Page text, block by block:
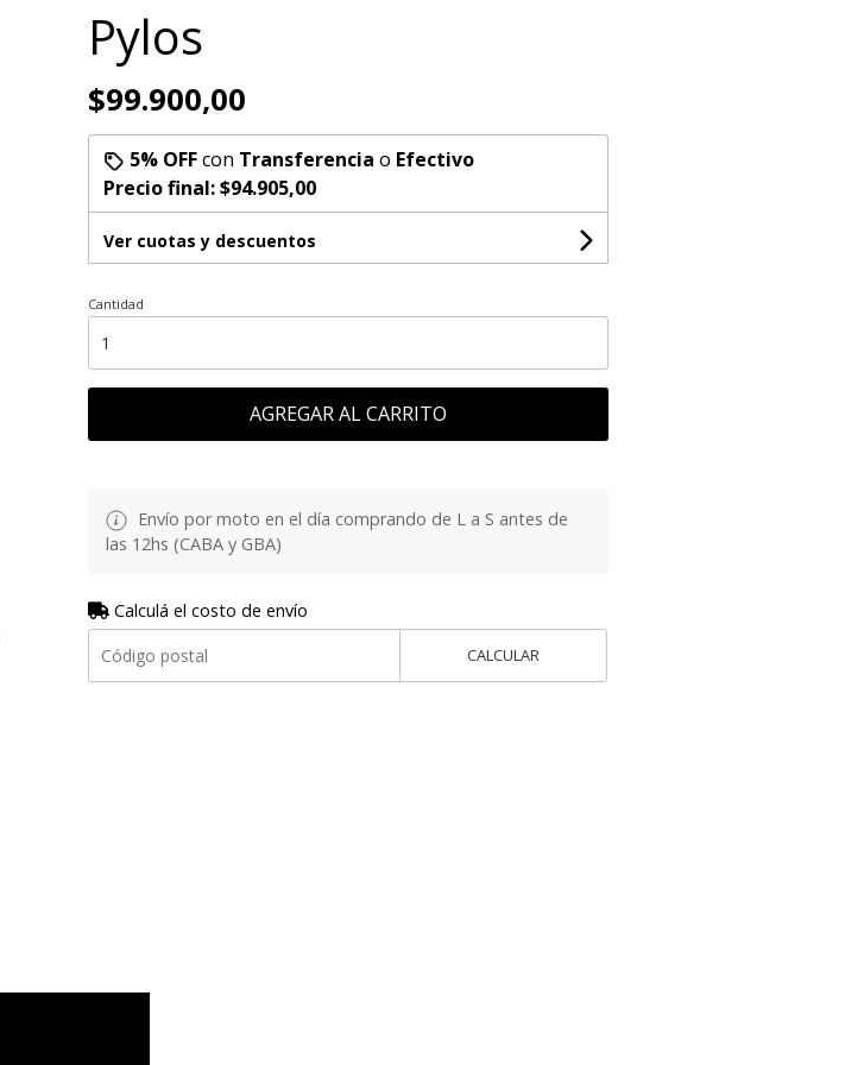
Pylos
$99.900,00
5% OFFcon Transferencia o Efectivo
Precio final:$94.905,00
Ver cuotas y descuentos
Cantidad
AGREGAR AL CARRITO
Envío por moto en el día comprando de L a S antes de
las 12hs (CABA y GBA)
Calculá el costo de envío
CALCULAR